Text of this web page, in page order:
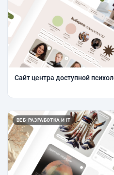
Сайт центра доступной
ВЕБ-РАЗРАБОТКА И IT